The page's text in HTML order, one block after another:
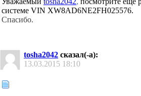
системе VIN XW8AD6NE2FH025576.
Спасибо.
tosha2042 сказал(-а):
13.03.2015 18:10